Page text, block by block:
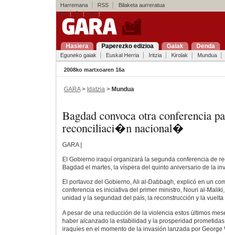
Harremana RSS
Bilaketa aurreratua
es
fr en
Hasiera Paperezko edizioa Gaiak Denda
Eguneko gaiak Euskal Herria Iritzia Kirolak Mundua
2008ko martxoaren 16a
GARA> Idatzia > Mundua
Bagdad convoca otra conferencia
reconciliaci�n nacional�
GARA |
El Gobierno iraquí organizará la segunda conferencia de
Bagdad el martes, la víspera del quinto aniversario de la
El portavoz del Gobierno, Ali al-Dabbagh, explicó en un
conferencia es iniciativa del primer ministro, Nouri al-
unidad y la seguridad del país, la reconstrucción y la
A pesar de una reducción de la violencia estos últimos
haber alcanzado la estabilidad y la prosperidad
iraquíes en el momento de la invasión lanzada por George